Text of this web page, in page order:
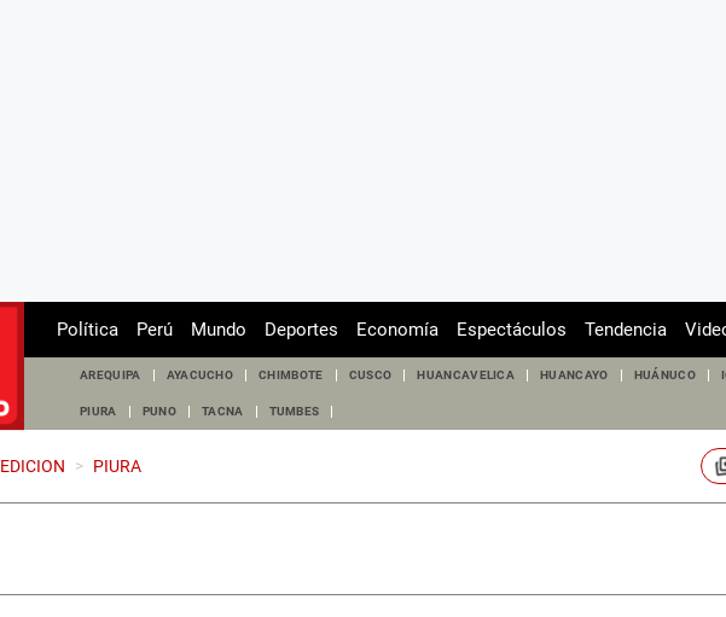
Política Perú Mundo Deportes Economía Espectáculos Tendencia
AREQUIPA AYACUCHO CHIMBOTE CUSCO HUANCAVELICA HUANCAYO HUÁNUCO
PIURA PUNO TACNA TUMBES
EDICION > PIURA